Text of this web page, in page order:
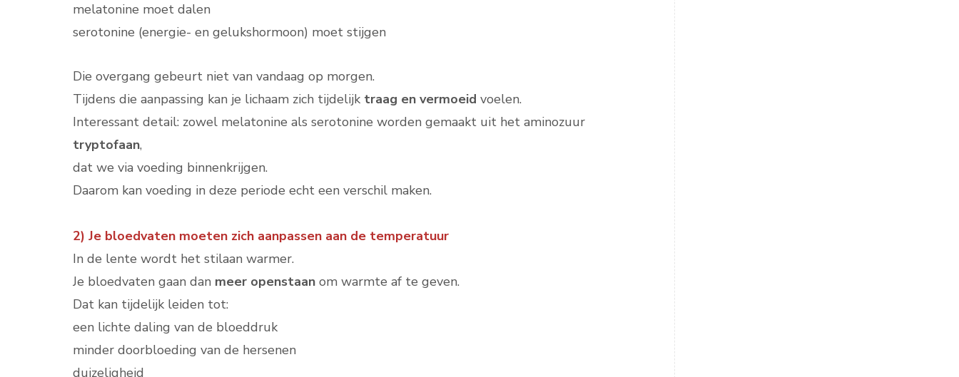
melatonine moet dalen
serotonine (energie- en gelukshormoon) moet stijgen
Die overgang gebeurt niet van vandaag op morgen.
Tijdens die aanpassing kan je lichaam zich tijdelijk traag en vermoeid voelen.
Interessant detail: zowel melatonine als serotonine worden gemaakt uit het aminozuur
tryptofaan,
dat we via voeding binnenkrijgen.
Daarom kan voeding in deze periode echt een verschil maken.
2) Je bloedvaten moeten zich aanpassen aan de temperatuur
In de lente wordt het stilaan warmer.
Je bloedvaten gaan dan meer openstaan om warmte af te geven.
Dat kan tijdelijk leiden tot:
een lichte daling van de bloeddruk
minder doorbloeding van de hersenen
duizeligheid